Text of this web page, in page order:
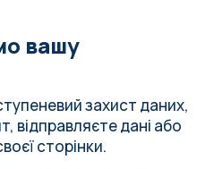
вашу
захист даних,
відправляєте дані або
сторінки.